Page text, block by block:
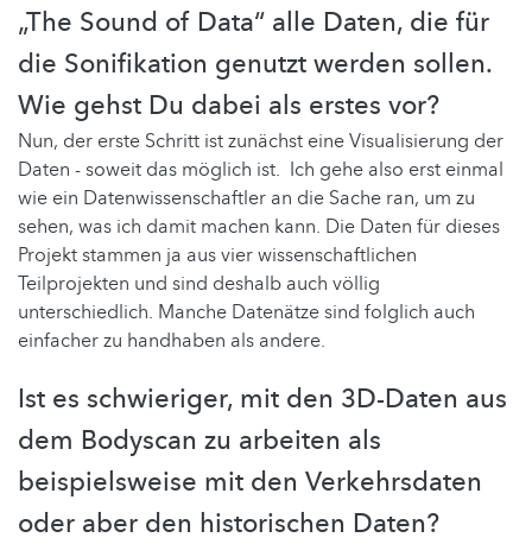
„The Sound of Data“ alle Daten, die für
die Sonifikation genutzt werden sollen.
Wie gehst Du dabei als erstes vor?
Nun, der erste Schritt ist zunächst eine Visualisierung der
Daten - soweit das möglich ist. Ich gehe also erst einmal
wie ein Datenwissenschaftler an die Sache ran, um zu
sehen, was ich damit machen kann. Die Daten für dieses
Projekt stammen ja aus vier wissenschaftlichen
Teilprojekten und sind deshalb auch völlig
unterschiedlich. Manche Datenätze sind folglich auch
einfacher zu handhaben als andere.
Ist es schwieriger, mit den 3D-Daten aus
dem Bodyscan zu arbeiten als
beispielsweise mit den Verkehrsdaten
oder aber den historischen Daten?